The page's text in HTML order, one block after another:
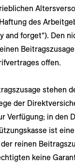
des
and forget“). Den
offen.
stehen
der
Verfügung; in den
ist
reinen
keine